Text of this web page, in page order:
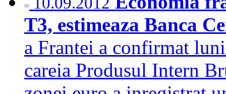
T3, estimeaza Banca
a Frantei a confirmat
careia Produsul Intern